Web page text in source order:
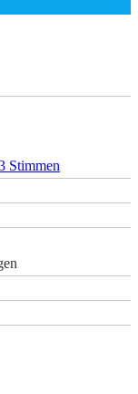
Stimmen